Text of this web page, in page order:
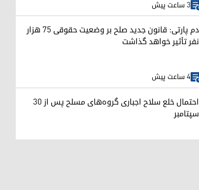
3 ساعت پیش
دم پارتی: قانون جدید صلح بر وضعیت حقوقی ۷۵ هزار
نفر تأثیر خواهد گذاشت
4 ساعت پیش
احتمال خلع سلاح اجباری گروه‌های مسلح پس از ۳۰
سپتامبر